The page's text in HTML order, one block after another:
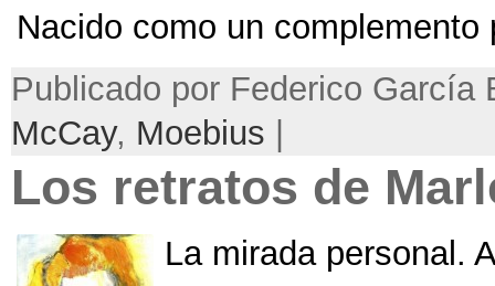
Nacido como un
Publicado por Federico García
McCay, Moebius |
Los retratos de
La mirada personal.